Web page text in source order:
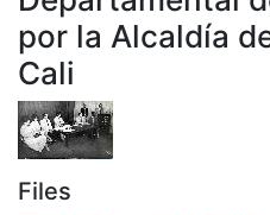
por la Alcaldía
Cali
Files